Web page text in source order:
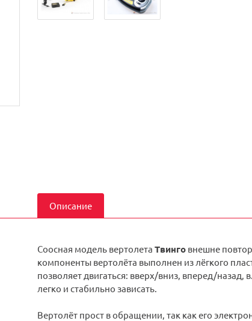
Описание
Соосная модель вертолета Твинговнешне
компоненты вертолёта выполнен из лёгкого
позволяет двигаться: вверх/вниз, вперед/
легко и стабильно зависать.
Вертолёт прост в обращении, так как его